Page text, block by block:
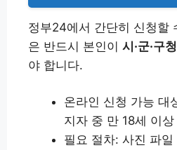
정부24에서 간단히 신청할
은 반드시 본인이 시·군·구
야 합니다.
온라인 신청 가능 대
지자 중 만 18세 이상
필요 절차: 사진 파